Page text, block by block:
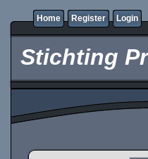
Home Register Login
Stichting